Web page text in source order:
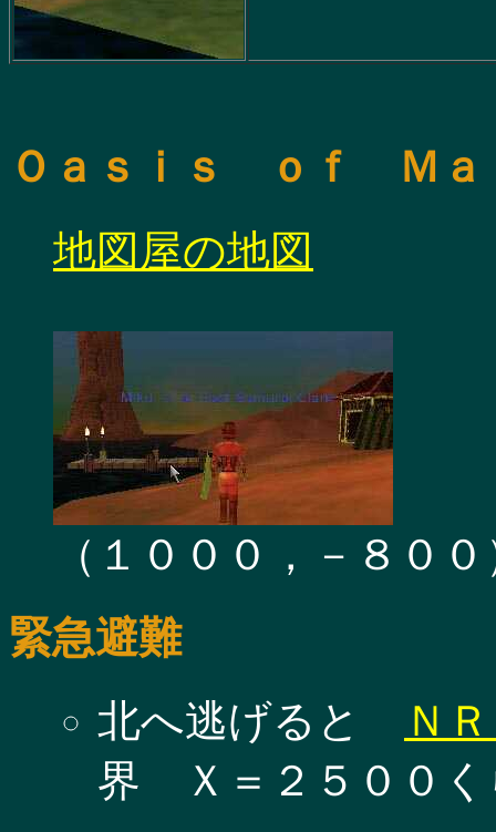
Ｏａｓｉｓ ｏｆ Ｍａ
地図屋の地図
（１０００，－８０
緊急避難
北へ逃げると
Ｎ
界 Ｘ＝２５００く